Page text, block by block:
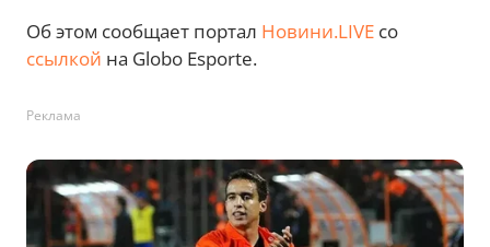
Об этом сообщает портал Новини.LIVE со
ссылкой на Globo Esporte.
Реклама